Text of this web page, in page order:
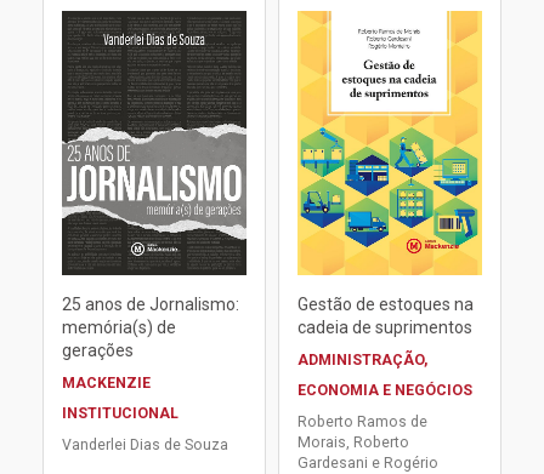
25 anos de Jornalismo:
memória(s) de
gerações
MACKENZIE
INSTITUCIONAL
Vanderlei Dias de Souza
Gestão de estoques na
cadeia de suprimentos
ADMINISTRAÇÃO,
ECONOMIA E NEGÓCIOS
Roberto Ramos de
Morais, Roberto
Gardesani e Rogério